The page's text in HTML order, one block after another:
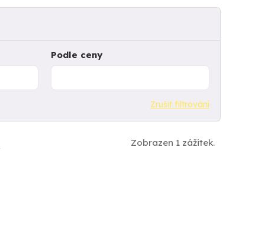
Podle ceny
Zrušit filtrování
Zobrazen 1 zážitek.